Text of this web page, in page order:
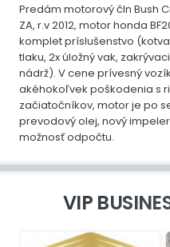
Predám motorový čln Bush
ZA, r.v 2012, motor honda
komplet príslušenstvo
tlaku, 2x úložný vak,
nádrž). V cene prívesný
akéhokoľvek poškodenia s
začiatočníkov, motor je po
prevodový olej, nový
možnosť odpočtu.
VIP